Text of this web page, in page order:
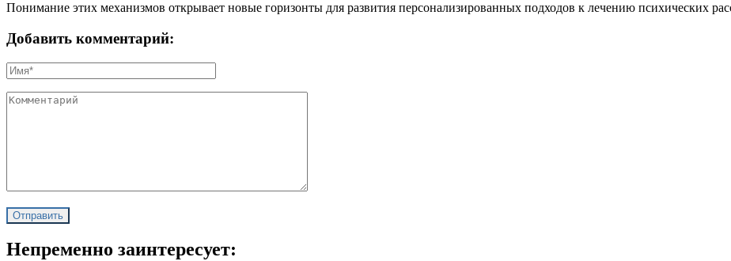
Понимание этих механизмов открывает новые горизонты для развития персонализированных подходов к лечению психических
Добавить комментарий:
Непременно заинтересует: